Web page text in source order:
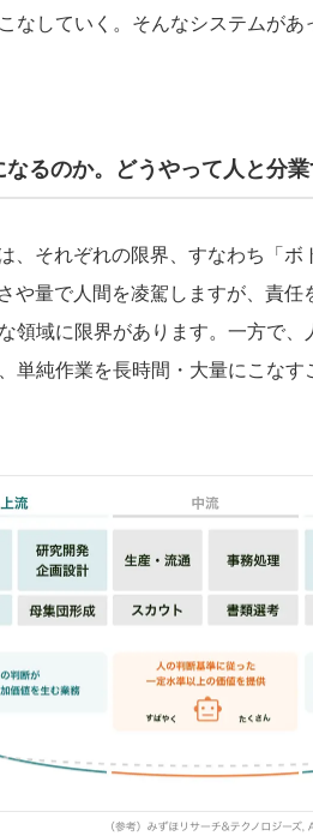
なしていく。そんなシステムが
るのか。どうやって人と分業
、それぞれの限界、すなわち「ボ
や量で人間を凌駕しますが、責
領域に限界があります。一方で
単純作業を長時間・大量にこなす